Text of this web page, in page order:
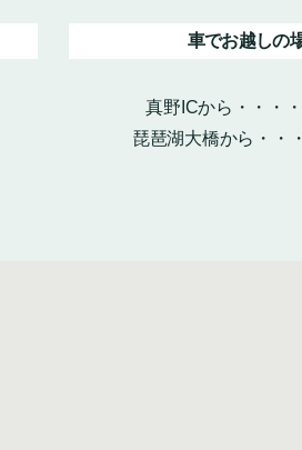
車でお越しの
真野ICから・・・
琵琶湖大橋から・・